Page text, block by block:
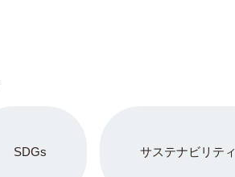
SDGs サステナビリティ